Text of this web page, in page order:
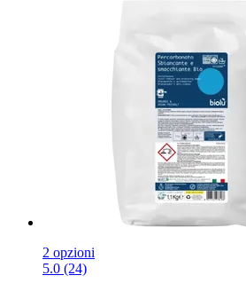
2 opzioni
5.0 (24)